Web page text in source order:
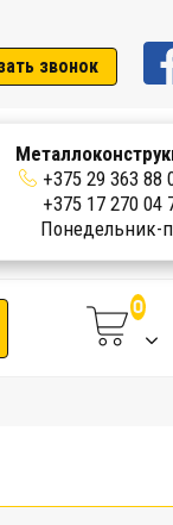
звонок
+375 29 363 88
+375 17 270 04
Понедельник-